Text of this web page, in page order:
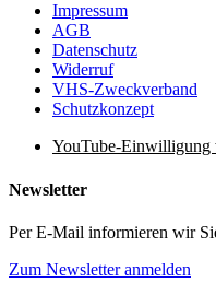
Impressum
AGB
Datenschutz
Widerruf
VHS-Zweckverband
Schutzkonzept
YouTube-Einwilligung
Newsletter
Per E-Mail informieren wir
Zum Newsletter anmelden